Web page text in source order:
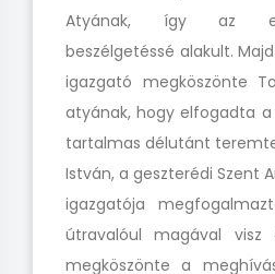
Atyának, így az
beszélgetéssé alakult.
igazgató megköszönte
atyának, hogy elfogadta
tartalmas délutánt
István, a geszterédi Szent
igazgatója
útravalóul magával visz
megköszönte a